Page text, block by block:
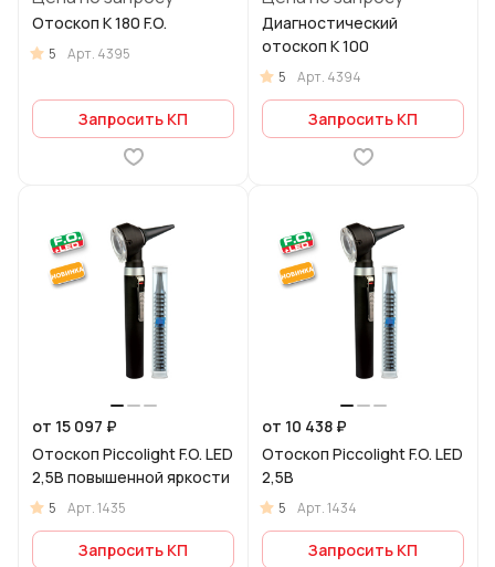
Отоскоп K 180 F.O.
5 Арт. 4395
Запросить КП
Диагностический
отоскоп K 100
5 Арт. 4394
Запросить КП
от 15 097 ₽
Отоскоп Piccolight F.O. LED
2,5В повышенной яркости
5 Арт.1435
Запросить КП
от 10 438 ₽
Отоскоп Piccolight F.O. LED
2,5В
5 Арт.1434
Запросить КП